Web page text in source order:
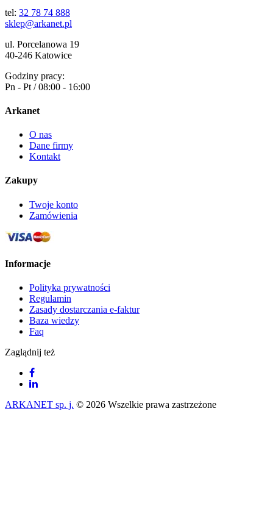
tel: 32 78 74 888
sklep@arkanet.pl
ul. Porcelanowa 19
40-246 Katowice
Godziny pracy:
Pn - Pt / 08:00 - 16:00
Arkanet
O nas
Dane firmy
Kontakt
Zakupy
Twoje konto
Zamówienia
Informacje
Polityka prywatności
Regulamin
Zasady dostarczania e-faktur
Baza wiedzy
Faq
Zaglądnij też
ARKANET sp. j. © 2026 Wszelkie prawa zastrzeżone